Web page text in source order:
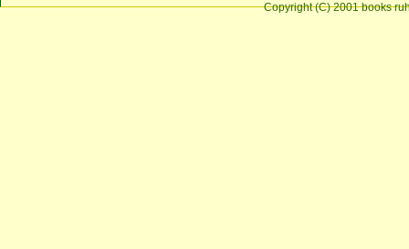
Copyright (C) 2001 books